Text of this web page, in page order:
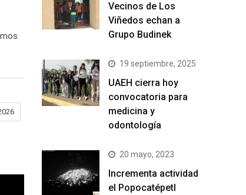
Vecinos de Los
Viñedos echan a
Grupo Budinek
19 septiembre, 2025
UAEH cierra hoy
convocatoria para
medicina y
odontología
20 mayo, 2023
Incrementa actividad
el Popocatépetl